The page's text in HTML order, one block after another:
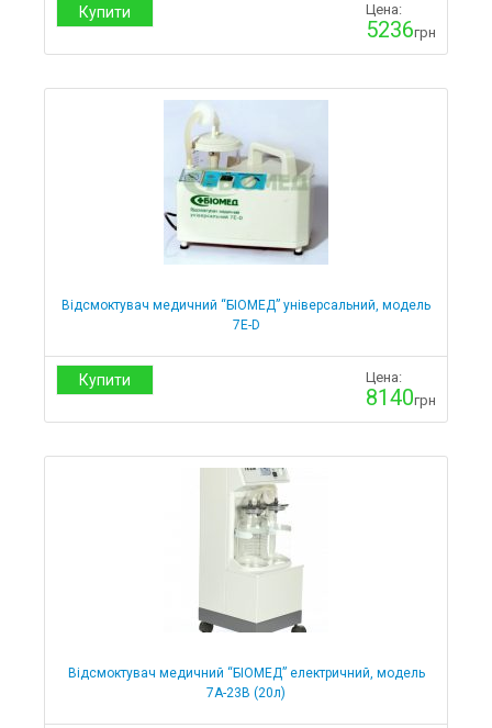
Купити Цена:
5236грн
Відсмоктувач медичний “БІОМЕД” універсальний, модель
7Е-D
Купити Цена:
8140грн
Відсмоктувач медичний “БІОМЕД” електричний, модель
7А-23В (20л)